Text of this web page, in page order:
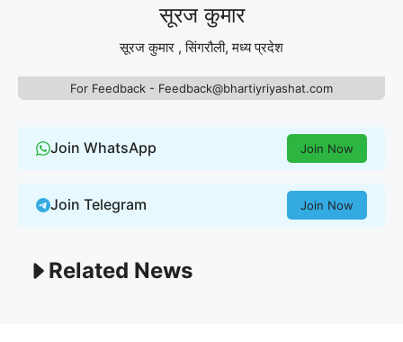
सूरज कुमार
सूरज कुमार , सिंगरौली, मध्य प्रदेश
For Feedback - Feedback@bhartiyriyashat.com
Join WhatsApp Join Now
Join Telegram Join Now
Related News